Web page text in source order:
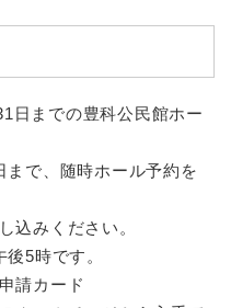
日までの豊科公民館ホー
で、随時ホール予約を
込みください。
5時です。
請カード